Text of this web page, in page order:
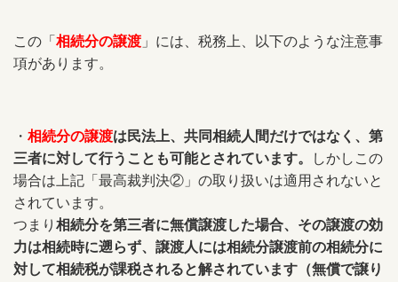
この「 相続分の譲渡 」には、税務上、以下のような注意事
項があります。
・ 相続分の譲渡は民法上、共同相続人間だけではなく、第
三者に対して行うことも可能とされています。
しかしこの
場合は上記「最高裁判決②」の取り扱いは適用されないと
されています。
つまり 相続分を第三者に無償譲渡した場合、その譲渡の効
力は相続時に遡らず、譲渡人には相続分譲渡前の相続分に
対して相続税が課税されると解されています（無償で譲り